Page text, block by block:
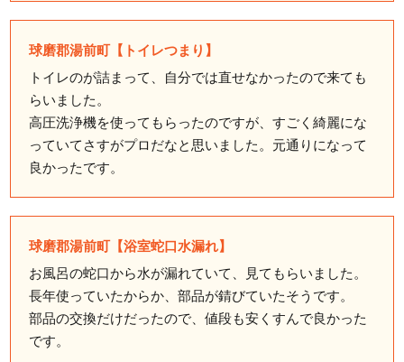
球磨郡湯前町【トイレつまり】
トイレのが詰まって、自分では直せなかったので来ても
らいました。
高圧洗浄機を使ってもらったのですが、すごく綺麗にな
っていてさすがプロだなと思いました。元通りになって
良かったです。
球磨郡湯前町【浴室蛇口水漏れ】
お風呂の蛇口から水が漏れていて、見てもらいました。
長年使っていたからか、部品が錆びていたそうです。
部品の交換だけだったので、値段も安くすんで良かった
です。